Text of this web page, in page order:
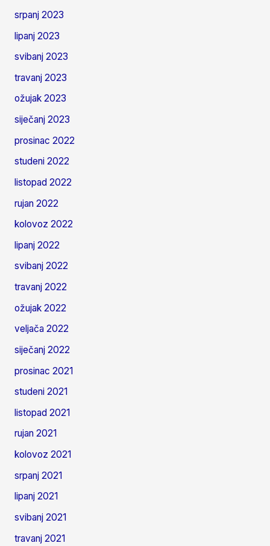
srpanj 2023
lipanj 2023
svibanj 2023
travanj 2023
ožujak 2023
siječanj 2023
prosinac 2022
studeni 2022
listopad 2022
rujan 2022
kolovoz 2022
lipanj 2022
svibanj 2022
travanj 2022
ožujak 2022
veljača 2022
siječanj 2022
prosinac 2021
studeni 2021
listopad 2021
rujan 2021
kolovoz 2021
srpanj 2021
lipanj 2021
svibanj 2021
travanj 2021